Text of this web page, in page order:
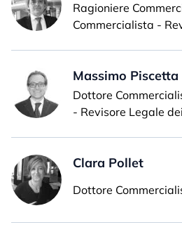
Ragioniere
Commercialista -
Massimo Piscetta
Dottore
- Revisore Legale
Clara Pollet
Dottore